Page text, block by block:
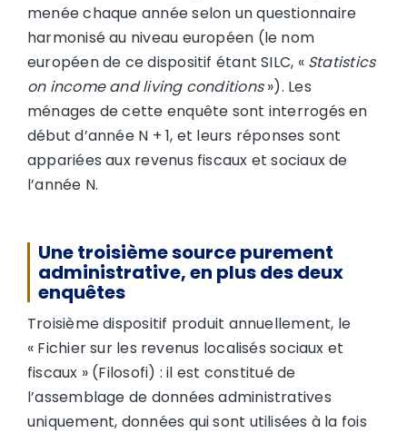
menée chaque année selon un questionnaire
harmonisé au niveau européen (le nom
européen de ce dispositif étant SILC, « Statistics
on income and living conditions»). Les
ménages de cette enquête sont interrogés en
début d’année N + 1, et leurs réponses sont
appariées aux revenus fiscaux et sociaux de
l’année N.
Une troisième source purement
administrative, en plus des deux
enquêtes
Troisième dispositif produit annuellement, le
« Fichier sur les revenus localisés sociaux et
fiscaux » (Filosofi) : il est constitué de
l’assemblage de données administratives
uniquement, données qui sont utilisées à la fois